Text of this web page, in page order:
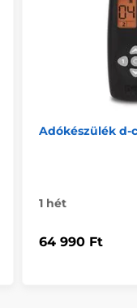
Adókészülék d-
1 hét
64 990 Ft